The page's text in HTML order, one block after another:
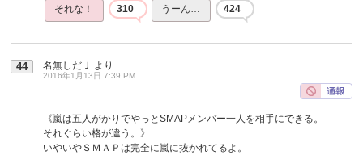
それな！ 310 うーん… 424
44 名無しだＪ より
2016年1月13日 7:39 PM
《嵐は五人がかりでやっとSMAPメンバー一人を相手にできる。
それぐらい格が違う。》
いやいやＳＭＡＰは完全に嵐に抜かれてるよ。